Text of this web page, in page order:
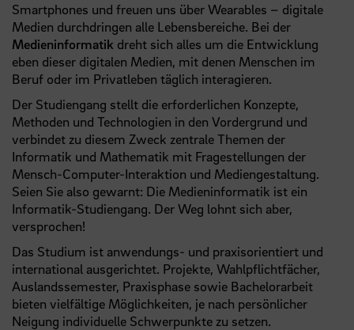
Smartphones und freuen uns über Wearables – digitale
Medien durchdringen alle Lebensbereiche. Bei der
Medieninformatik dreht sich alles um die Entwicklung
eben dieser digitalen Medien, mit denen Menschen im
Beruf oder im Privatleben täglich interagieren.
Der Studiengang stellt die erforderlichen Konzepte,
Methoden und Technologien in den Vordergrund und
verbindet zu diesem Zweck zentrale Themen der
Informatik und Mathematik mit Fragestellungen der
Mensch-Computer-Interaktion und Mediengestaltung.
Seien Sie also gewarnt: Die Medieninformatik ist ein
Informatik-Studiengang. Der Weg lohnt sich aber,
versprochen!
Das Studium ist anwendungs- und praxisorientiert und
international ausgerichtet. Projekte, Wahlpflichtfächer,
Auslandssemester, Praxisphase sowie Bachelorarbeit
bieten vielfältige Möglichkeiten, je nach persönlicher
Neigung individuelle Schwerpunkte zu setzen.